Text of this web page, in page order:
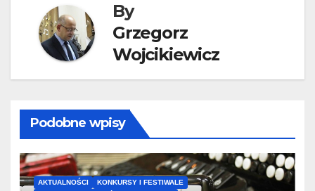
By
Grzegorz
Wojcikiewicz
Podobne wpisy
AKTUALNOŚCI
KONKURSY I FESTIWALE